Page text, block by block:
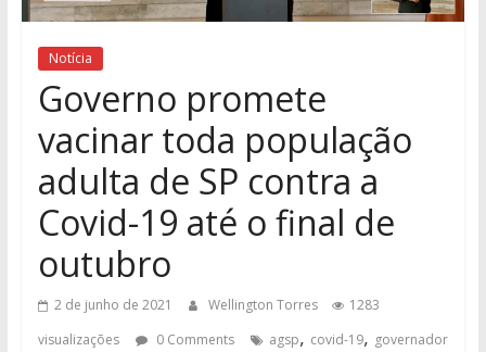
Notícia
Governo promete
vacinar toda população
adulta de SP contra a
Covid-19 até o final de
outubro
2 de junho de 2021 Wellington Torres
1283
visualizações
0 Comments agsp, covid-19, governador